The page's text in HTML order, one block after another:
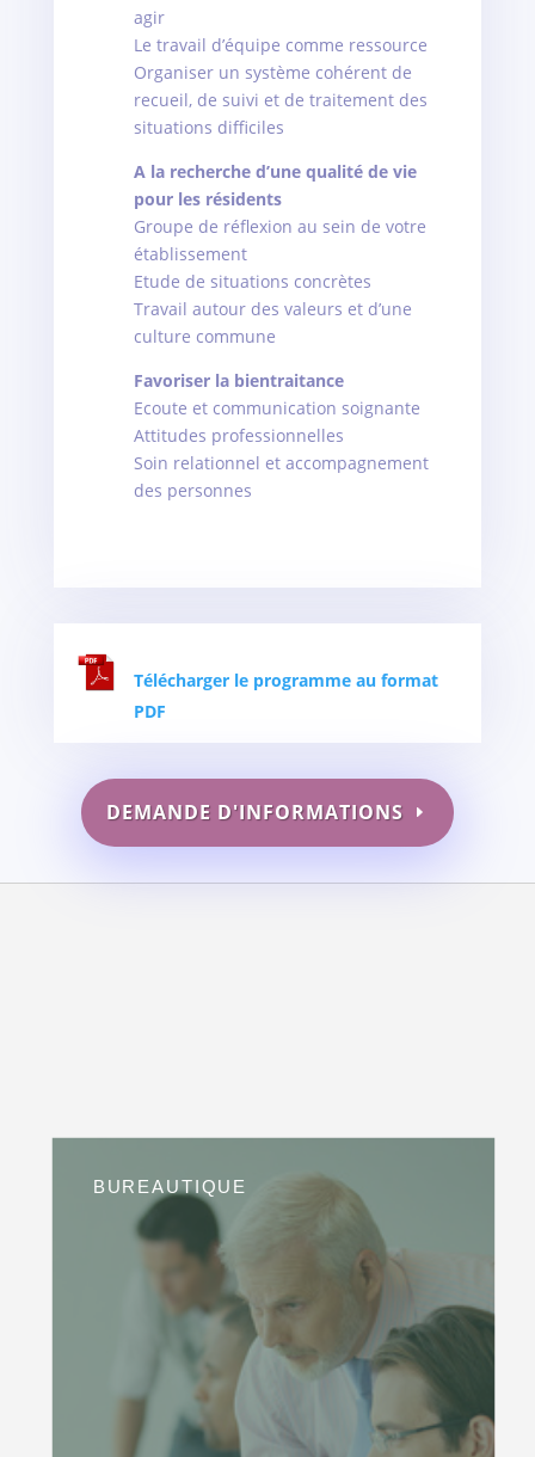
agir
Le travail d’équipe comme ressource
Organiser un système cohérent de
recueil, de suivi et de traitement des
situations difficiles
A la recherche d’une qualité de vie
pour les résidents
Groupe de réflexion au sein de votre
établissement
Etude de situations concrètes
Travail autour des valeurs et d’une
culture commune
Favoriser la bientraitance
Ecoute et communication soignante
Attitudes professionnelles
Soin relationnel et accompagnement
des personnes
Télécharger le programme au format
PDF
DEMANDE D'INFORMATIONS
BUREAUTIQUE